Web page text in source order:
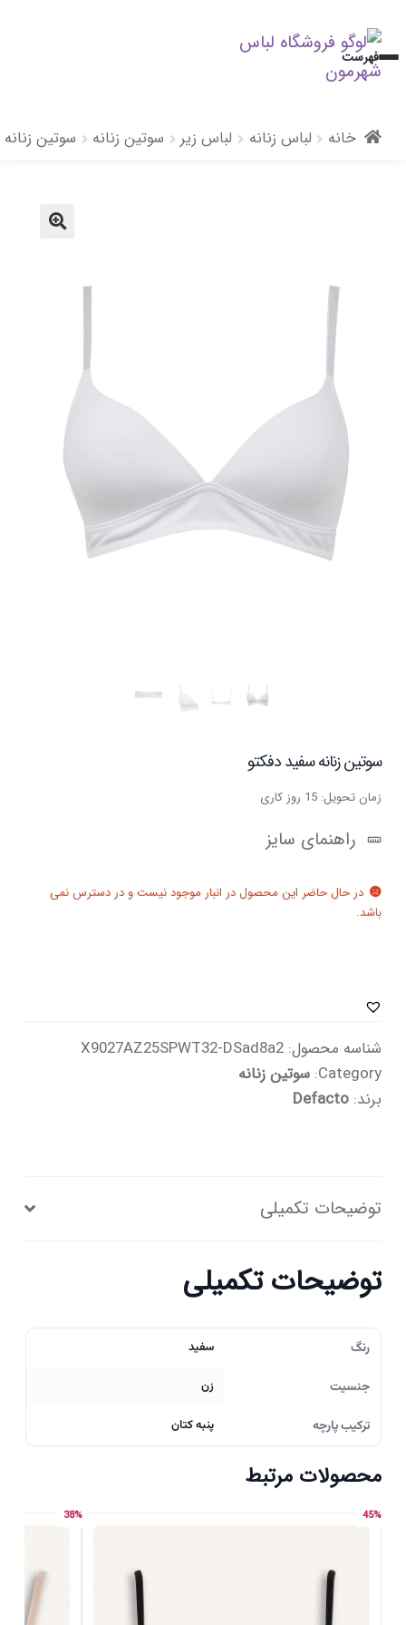
پرش
به
پرش
به
فهرست
خانه لباس زنانه لباس زیر سوتین زنانه سوتین
سوتین زنانه سفید دفکتو
زمان تحویل: 15 روز کاری
راهنمای سایز
در حال حاضر این محصول در انبار موجود نیست و در دسترس نمی
باشد.
شناسه محصول:X9027AZ25SPWT32-DSad8a2
Category: سوتین زنانه
برند:Defacto
توضیحات تکمیلی
توضیحات تکمیلی
رنگ سفید
جنسیت زن
ترکیب پارچه پنبه کتان
محصولات مرتبط
45%
38%